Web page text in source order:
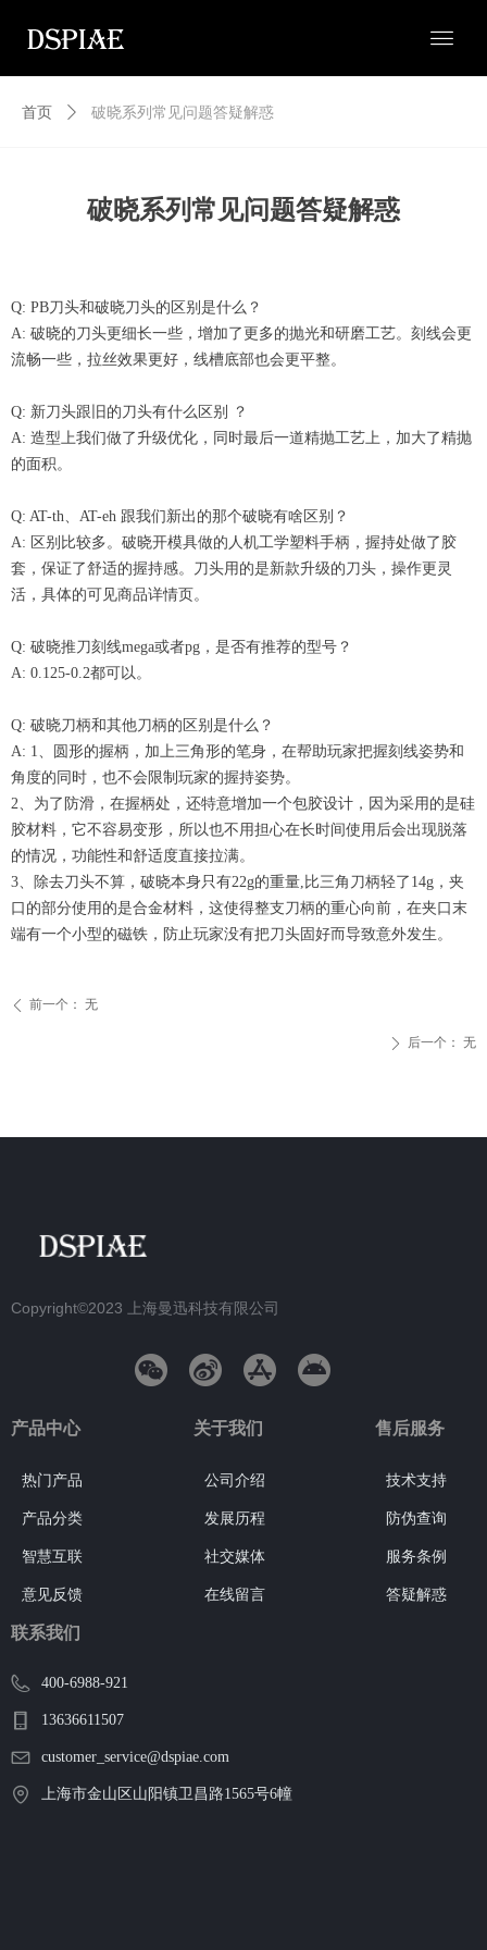
破晓系列常见问题答疑解惑
Q: PB刀头和破晓刀头的区别是什么？
A: 破晓的刀头更细长一些，增加了更多的抛光和研磨工艺。刻线会更
流畅一些，拉丝效果更好，线槽底部也会更平整。
Q: 新刀头跟旧的刀头有什么区别 ？
A: 造型上我们做了升级优化，同时最后一道精抛工艺上，加大了精抛
的面积。
Q: AT-th、AT-eh 跟我们新出的那个破晓有啥区别？
A: 区别比较多。破晓开模具做的人机工学塑料手柄，握持处做了胶
套，保证了舒适的握持感。刀头用的是新款升级的刀头，操作更灵
活，具体的可见商品详情页。
Q: 破晓推刀刻线mega或者pg，是否有推荐的型号？
A: 0.125-0.2都可以。
Q: 破晓刀柄和其他刀柄的区别是什么？
A: 1、圆形的握柄，加上三角形的笔身，在帮助玩家把握刻线姿势和
角度的同时，也不会限制玩家的握持姿势。
2、为了防滑，在握柄处，还特意增加一个包胶设计，因为采用的是硅
胶材料，它不容易变形，所以也不用担心在长时间使用后会出现脱落
的情况，功能性和舒适度直接拉满。
3、除去刀头不算，破晓本身只有22g的重量,比三角刀柄轻了14g，夹
口的部分使用的是合金材料，这使得整支刀柄的重心向前，在夹口末
端有一个小型的磁铁，防止玩家没有把刀头固好而导致意外发生。
首页 ꄲ 破晓系列常见问题答疑解惑
ꄴ 前一个： 无
ꄲ 后一个： 无
产品中心
热门产品
产品分类
智慧互联
意见反馈
公司介绍
发展历程
社交媒体
在线留言
关于我们
技术支持
防伪查询
服务条例
答疑解惑
售后服务
联系我们
400-6988-921
13636611507
customer_service@dspiae.com
上海市金山区山阳镇卫昌路1565号6幢
Copyright©2023 上海曼迅科技有限公司